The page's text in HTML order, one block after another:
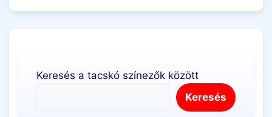
Keresés a tacskó színezők között
Keresés